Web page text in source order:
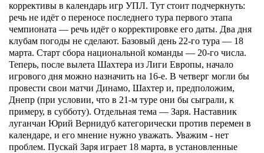
коррективы в календарь игр УПЛ. Тут стоит подчеркнуть:
речь не идёт о переносе последнего тура первого этапа
чемпионата — речь идёт о корректировке его даты. Два дня
клубам погоды не сделают. Базовый день 22-го тура — 18
марта. Старт сбора национальной команды — 20-го числа.
Теперь, после вылета Шахтера из Лиги Европы, начало
игрового дня можно назначить на 16-е. В четверг могли бы
провести свои матчи Динамо, Шахтер и, предположим,
Днепр (при условии, что в 21-м туре они бы сыграли, к
примеру, в субботу). Отдельная тема — Заря. Наставник
луганчан Юрий Вернидуб категорически против перемен в
календаре, и его мнение нужно уважать. Уважим - нет
проблем. Пускай Заря играет 18 марта, в установленные